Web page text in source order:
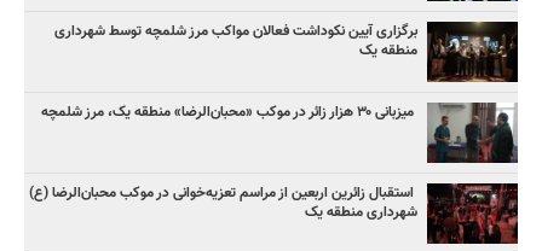
برگزاری آیین نکوداشت فعالان مواکب مرز شلمچه توسط شهرداری
منطقه یک
میزبانی ۳۰ هزار زائر در موکب «محبان‌الرضا» منطقه یک، مرز شلمچه
استقبال زائرین اربعین از مراسم تعزیه‌خوانی در موکب محبان‌الرضا (ع)
شهرداری منطقه یک